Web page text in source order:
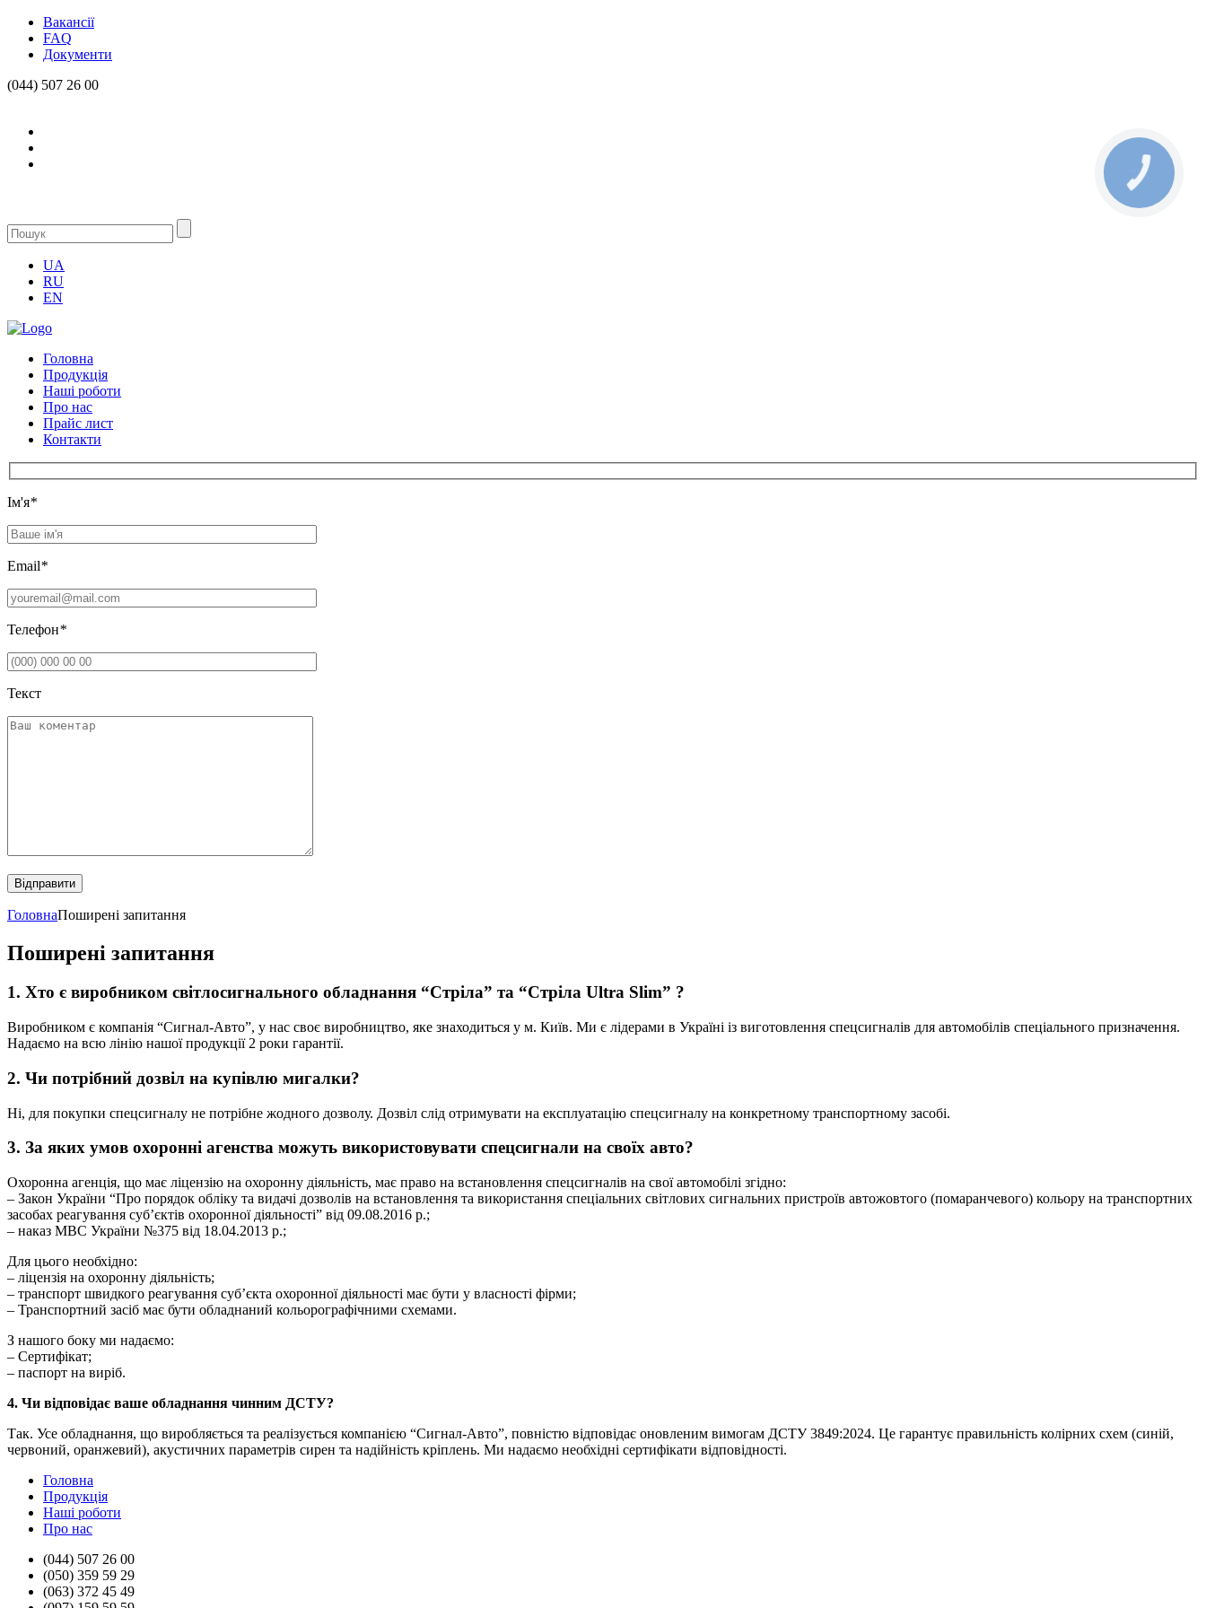
Вакансії
FAQ
Документи
(044) 507 26 00
UA
RU
EN
Головна
Продукцiя
Нашi роботи
Про нас
Прайс лист
Контакти
Iм'я*
Email*
Телефон*
Текст
ГоловнаПоширені запитання
Поширені запитання
1. Хто є виробником світлосигнального обладнання “Стріла” та “Стріла Ultra Slim” ?
Виробником є ​​компанія “Сигнал-Авто”, у нас своє виробництво, яке знаходиться у м. Київ. Ми є лідерами в Україні із виготовлення спецсигналів для автомобілів спеціального призначення.
Надаємо на всю лінію нашої продукції 2 роки гарантії.
2. Чи потрібний дозвіл на купівлю мигалки?
Ні, для покупки спецсигналу не потрібне жодного дозволу. Дозвіл слід отримувати на експлуатацію спецсигналу на конкретному транспортному засобі.
3. За яких умов охоронні агенства можуть використовувати спецсигнали на своїх авто?
Охоронна агенція, що має ліцензію на охоронну діяльність, має право на встановлення спецсигналів на свої автомобілі згідно:
– Закон України “Про порядок обліку та видачі дозволів на встановлення та використання спеціальних світлових сигнальних пристроїв автожовтого (помаранчевого) кольору на транспортних
засобах реагування суб’єктів охоронної діяльності” від 09.08.2016 р.;
– наказ МВС України №375 від 18.04.2013 р.;
Для цього необхідно:
– ліцензія на охоронну діяльність;
– транспорт швидкого реагування суб’єкта охоронної діяльності має бути у власності фірми;
– Транспортний засіб має бути обладнаний кольорографічними схемами.
З нашого боку ми надаємо:
– Сертифікат;
– паспорт на виріб.
4. Чи відповідає ваше обладнання чинним ДСТУ?
Так. Усе обладнання, що виробляється та реалізується компанією “Сигнал-Авто”, повністю відповідає оновленим вимогам ДСТУ 3849:2024. Це гарантує правильність колірних схем (синій,
червоний, оранжевий), акустичних параметрів сирен та надійність кріплень. Ми надаємо необхідні сертифікати відповідності.
Головна
Продукцiя
Нашi роботи
Про нас
(044) 507 26 00
(050) 359 59 29
(063) 372 45 49
КНОПКА
СВЯЗИ